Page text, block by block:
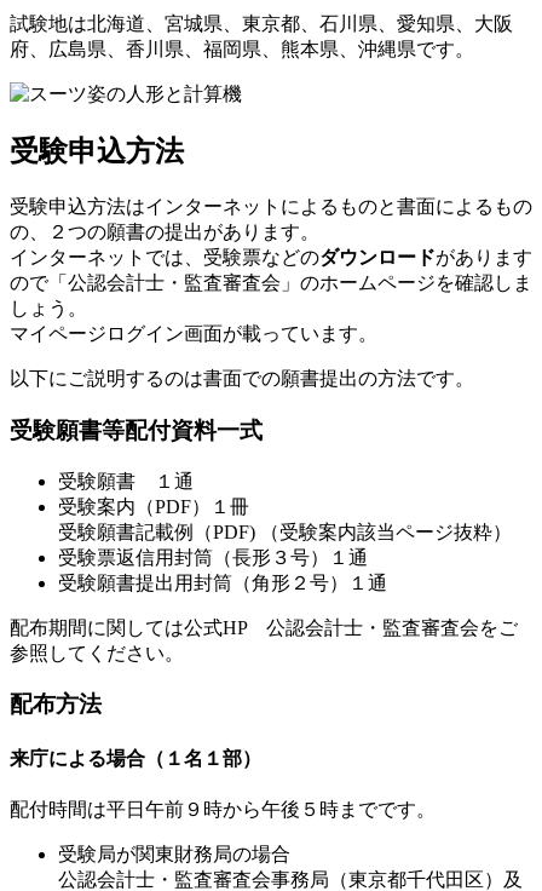
試験地は北海道、宮城県、東京都、石川県、愛知県、大阪
府、広島県、香川県、福岡県、熊本県、沖縄県です。
受験申込方法
受験申込方法はインターネットによるものと書面によるもの
の、２つの願書の提出があります。
インターネットでは、受験票などのダウンロードがあります
ので「公認会計士・監査審査会」のホームページを確認しま
しょう。
マイページログイン画面が載っています。
以下にご説明するのは書面での願書提出の方法です。
受験願書等配付資料一式
受験願書 １通
受験案内（PDF）１冊
受験願書記載例（PDF) （受験案内該当ページ抜粋）
受験票返信用封筒（長形３号）１通
受験願書提出用封筒（角形２号）１通
配布期間に関しては公式HP 公認会計士・監査審査会をご
参照してください。
配布方法
来庁による場合（１名１部）
配付時間は平日午前９時から午後５時までです。
受験局が関東財務局の場合
公認会計士・監査審査会事務局（東京都千代田区）及